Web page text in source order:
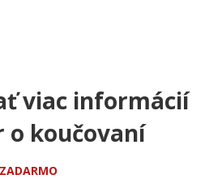
viac informácií
o koučovaní
ZADARMO